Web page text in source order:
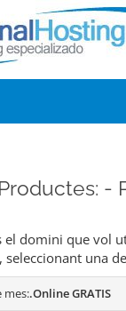
-
el domini que vol
una
mes:.Online GRATIS